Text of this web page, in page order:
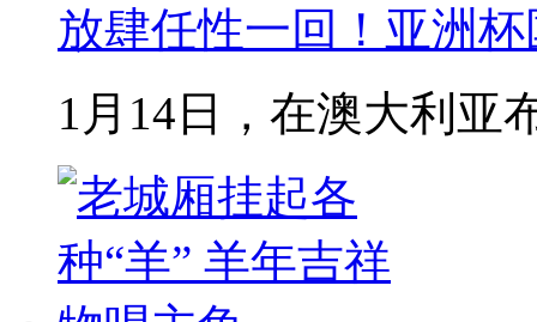
放肆任性一回！亚洲
1月14日，在澳大利亚